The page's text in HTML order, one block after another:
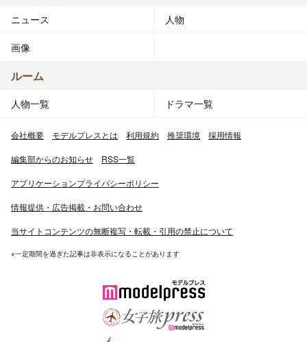
2019年4月24日に2ndミニアルバム「VERI-ABLE」でカム
出典：フリー百科事典『ウィキペディア（Wikipedia）』
ニュース 人物
画像
ルーム
人物一覧 ドラマ一覧
会社概要 モデルプレスとは 利用規約 推奨環境 採用情報
編集部からのお知らせ RSS一覧
アプリケーションプライバシーポリシー
情報提供・広告掲載・お問い合わせ
当サイトコンテンツの無断複写・転載・引用の禁止について
※一定期間を過ぎた記事は非表示になることがあります